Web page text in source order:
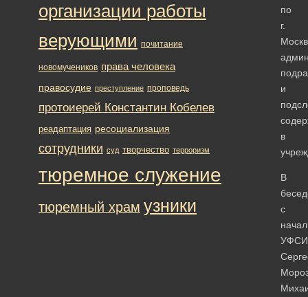
по
г.
и
в
В
с
организации работы
верующими почитание
новомучеников права человека
правосудие преступление проповедь
протоиерей Константин Кобелев
реадаптация ресоциализация
сотрудники суд творчество терроризм
тюремное служение
тюремный храм узники